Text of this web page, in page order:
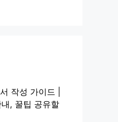
작성 가이드 |
, 꿀팁 공유할